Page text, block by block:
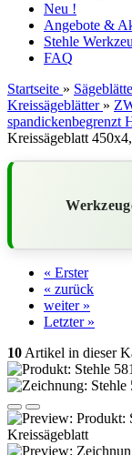
Neu !
Angebote &
Stehle
FAQ
Startseite »
Kreissägeblätter »
spandickenbegrenzt
Kreissägeblatt
« Erster
« zurück
weiter »
Letzter »
10 Artikel in dieser